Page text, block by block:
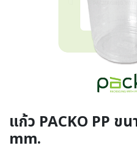
แก้ว PACKO PP ข
mm.